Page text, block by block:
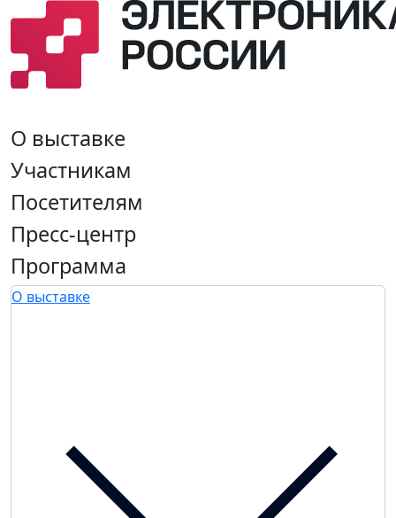
О выставке
Участникам
Посетителям
Пресс-центр
Программа
О выставке